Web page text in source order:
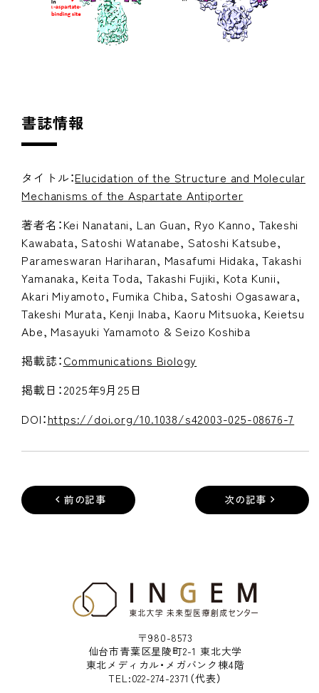
書誌情報
タイトル：Elucidation of the Structure and Molecular
Mechanisms of the Aspartate Antiporter
著者名：Kei Nanatani, Lan Guan, Ryo Kanno, Takeshi
Kawabata, Satoshi Watanabe, Satoshi Katsube,
Parameswaran Hariharan, Masafumi Hidaka, Takashi
Yamanaka, Keita Toda, Takashi Fujiki, Kota Kunii,
Akari Miyamoto, Fumika Chiba, Satoshi Ogasawara,
Takeshi Murata, Kenji Inaba, Kaoru Mitsuoka, Keietsu
Abe, Masayuki Yamamoto & Seizo Koshiba
掲載誌：Communications Biology
掲載日：2025年9月25日
DOI：https://doi.org/10.1038/s42003-025-08676-7
前の記事 次の記事
〒980-8573
仙台市青葉区星陵町2-1 東北大学
東北メディカル・メガバンク棟4階
TEL:022-274-2371（代表）